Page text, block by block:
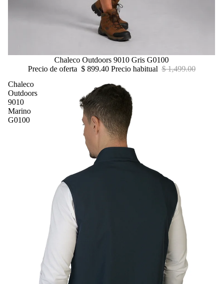
Chaleco Outdoors 9010 Gris G0100
Precio de oferta $ 899.40 Precio habitual $ 1,499.00
Chaleco
Outdoors
9010
Marino
G0100